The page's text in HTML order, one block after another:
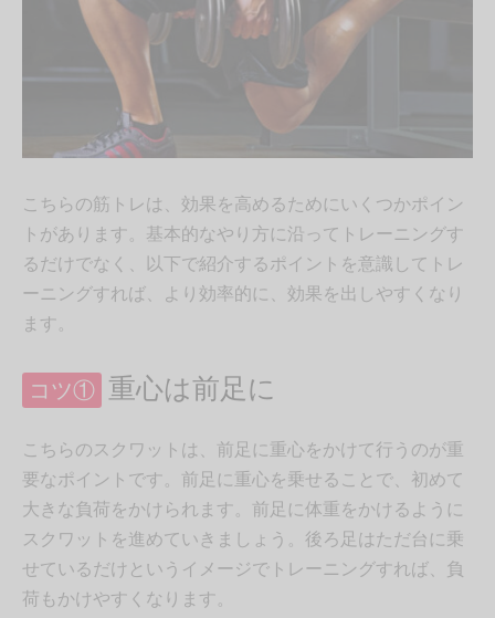
こちらの筋トレは、効果を高めるためにいくつかポイン
トがあります。基本的なやり方に沿ってトレーニングす
るだけでなく、以下で紹介するポイントを意識してトレ
ーニングすれば、より効率的に、効果を出しやすくなり
ます。
コツ① 重心は前足に
こちらのスクワットは、前足に重心をかけて行うのが重
要なポイントです。前足に重心を乗せることで、初めて
大きな負荷をかけられます。前足に体重をかけるように
スクワットを進めていきましょう。後ろ足はただ台に乗
せているだけというイメージでトレーニングすれば、負
荷もかけやすくなります。